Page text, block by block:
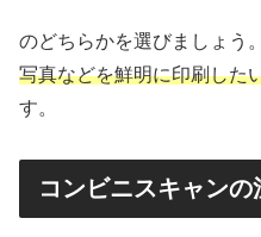
のどちらかを選びましょう。
写真などを鮮明に印刷した
す。
コンビニスキャンの